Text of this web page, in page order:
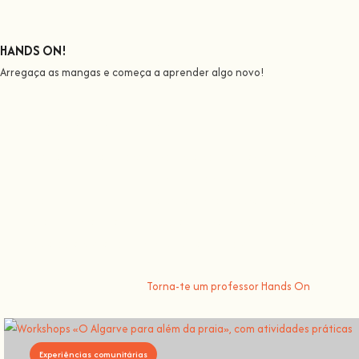
HANDS ON!
Arregaça as mangas e começa a aprender algo novo!
Torna-te um professor Hands On
Experiências comunitárias